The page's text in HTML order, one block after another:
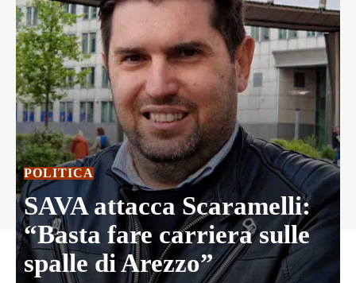
POLITICA
SAVA attacca Scaramelli:
“Basta fare carriera sulle
spalle di Arezzo”